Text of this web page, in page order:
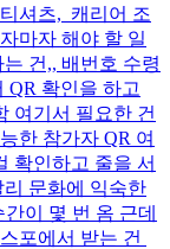
셔츠, 캐리어 조
마자 해야 할 일
건,, 배번호 수령
확인을 하고
여기서 필요한 건
한 참가자 QR 여
확인하고 줄을 서
문화에 익숙한
이 몇 번 옴 근데
포에서 받는 건